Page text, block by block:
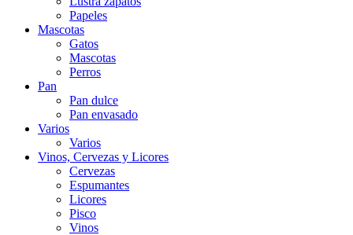
Papeles
Mascotas
Gatos
Mascotas
Perros
Pan
Pan dulce
Pan envasado
Varios
Varios
Vinos, Cervezas y Licores
Cervezas
Espumantes
Licores
Pisco
Vinos